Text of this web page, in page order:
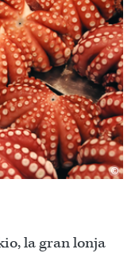
©
la gran lonja